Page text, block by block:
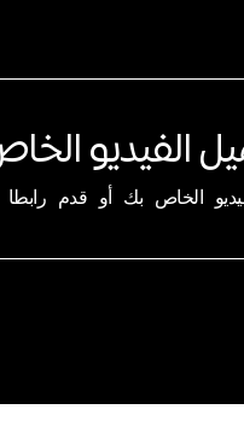
الفيديو
الخاص بك أو قدم